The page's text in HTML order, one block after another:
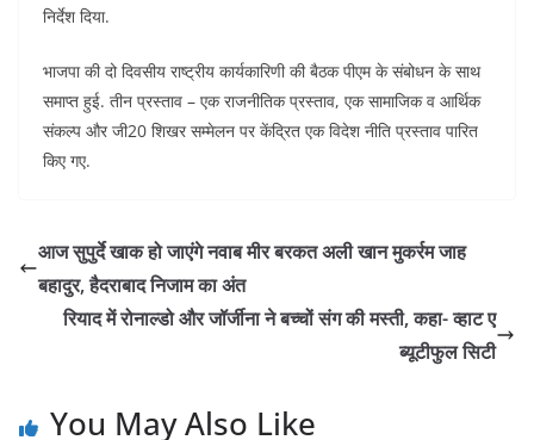
निर्देश दिया.
भाजपा की दो दिवसीय राष्ट्रीय कार्यकारिणी की बैठक पीएम के संबोधन के साथ
समाप्त हुई. तीन प्रस्ताव – एक राजनीतिक प्रस्ताव, एक सामाजिक व आर्थिक
संकल्प और जी20 शिखर सम्मेलन पर केंद्रित एक विदेश नीति प्रस्ताव पारित
किए गए.
आज सुपुर्दे खाक हो जाएंगे नवाब मीर बरकत अली खान मुकर्रम जाह
बहादुर, हैदराबाद निजाम का अंत
रियाद में रोनाल्डो और जॉर्जीना ने बच्चों संग की मस्ती, कहा- व्हाट ए
ब्यूटीफुल सिटी
You May Also Like